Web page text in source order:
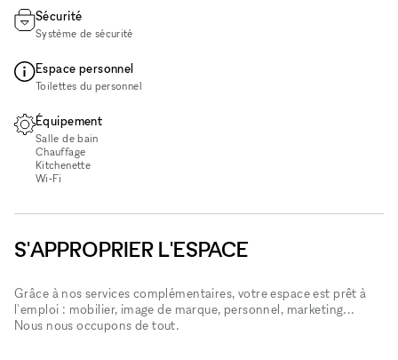
Sécurité
Système de sécurité
Espace personnel
Toilettes du personnel
Équipement
Salle de bain
Chauffage
Kitchenette
Wi‑Fi
S'APPROPRIER L'ESPACE
Grâce à nos services complémentaires, votre espace est prêt à
l'emploi : mobilier, image de marque, personnel, marketing...
Nous nous occupons de tout.